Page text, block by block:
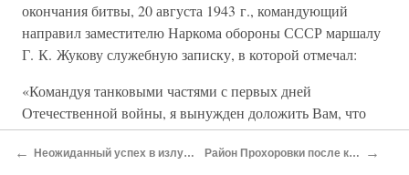
окончания битвы, 20 августа 1943 г., командующий
направил заместителю Наркома обороны СССР маршалу
Г. К. Жукову служебную записку, в которой отмечал:
«Командуя танковыми частями с первых дней
Отечественной войны, я вынужден доложить Вам, что
наши танки на сегодня потеряли свое превосходство
перед танками противника в броне и вооружении.
← Неожиданный успех в излучине Пены Район Прохоровки после контрудара →